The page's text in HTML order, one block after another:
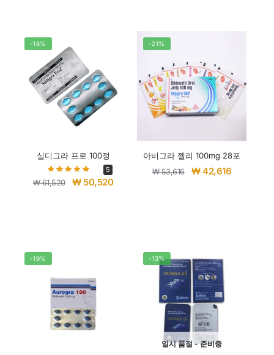
-18%
실디그라 프로 100정
5
₩61,520 ₩50,520
-21%
아비그라 젤리 100mg 28포
₩53,616 ₩42,616
-19% -13%
일시 품절 - 준비중